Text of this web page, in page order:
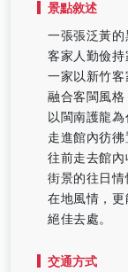
景點敘述
一張張泛黃
客家人勤儉
一家以新竹
融合客閩風
以閩南護龍為
走進館內彷
往前走去館
街景的往日
在地風情，
絕佳去處。
交通方式